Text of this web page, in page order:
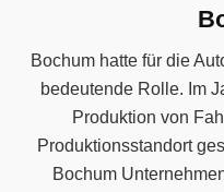
Bochum hatte für die
bedeutende Rolle. Im
Produktion von
Produktionsstandort
Bochum